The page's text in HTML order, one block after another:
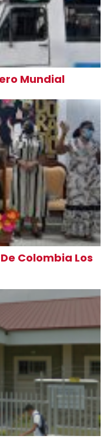
Mundial
Colombia Los